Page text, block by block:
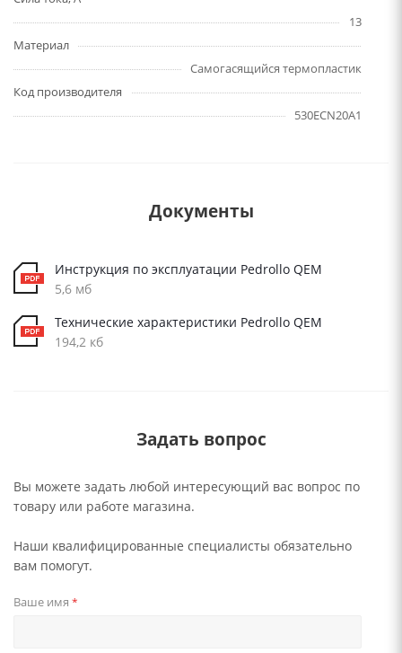
13
Материал
Самогасящийся термопластик
Код производителя
530ECN20A1
Документы
Инструкция по эксплуатации Pedrollo QEM
5,6 мб
Технические характеристики Pedrollo QEM
194,2 кб
Задать вопрос
Вы можете задать любой интересующий вас вопрос по
товару или работе магазина.
Наши квалифицированные специалисты обязательно
вам помогут.
Ваше имя *